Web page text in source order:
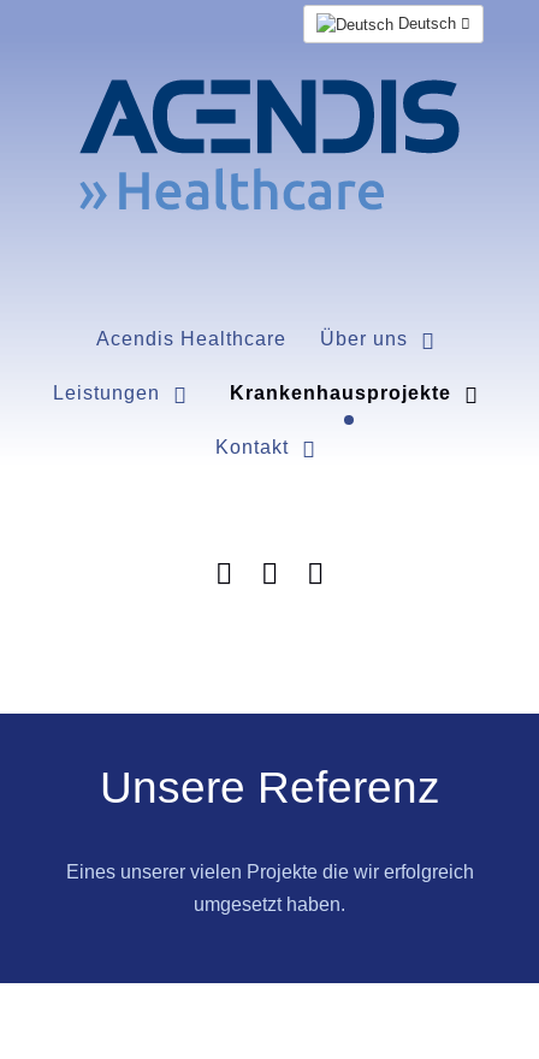
Acendis Healthcare Über uns
Leistungen Krankenhausprojekte
Kontakt
Deutsch
Unsere Referenz
Eines unserer vielen Projekte die wir erfolgreich
umgesetzt haben.